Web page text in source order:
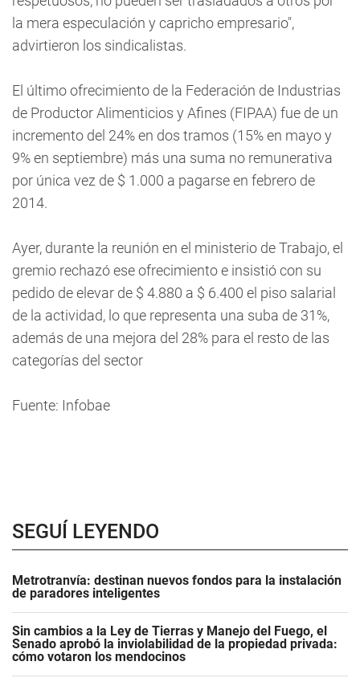
la mera especulación y capricho empresario",
advirtieron los sindicalistas.
El último ofrecimiento de la Federación de Industrias
de Productor Alimenticios y Afines (FIPAA) fue de un
incremento del 24% en dos tramos (15% en mayo y
9% en septiembre) más una suma no remunerativa
por única vez de $ 1.000 a pagarse en febrero de
2014.
Ayer, durante la reunión en el ministerio de Trabajo, el
gremio rechazó ese ofrecimiento e insistió con su
pedido de elevar de $ 4.880 a $ 6.400 el piso salarial
de la actividad, lo que representa una suba de 31%,
además de una mejora del 28% para el resto de las
categorías del sector
Fuente: Infobae
SEGUÍ LEYENDO
Metrotranvía: destinan nuevos fondos para la instalación
de paradores inteligentes
Sin cambios a la Ley de Tierras y Manejo del Fuego, el
Senado aprobó la inviolabilidad de la propiedad privada:
cómo votaron los mendocinos